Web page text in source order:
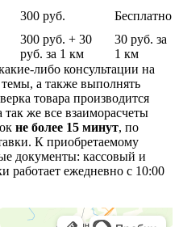
300 руб.
Бесплатно
300 руб. + 30
руб. за 1 км
30 руб. за
1 км
либо консультации на
а также выполнять
товара производится
так же все взаиморасчеты
не более 15 минут, по
К приобретаемому
документы: кассовый и
работает ежедневно с 10:00